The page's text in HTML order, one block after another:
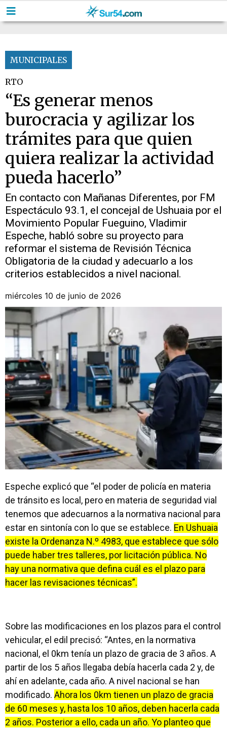
MUNICIPALES
RTO
“Es generar menos
burocracia y agilizar los
trámites para que quien
quiera realizar la actividad
pueda hacerlo”
En contacto con Mañanas Diferentes, por FM
Espectáculo 93.1, el concejal de Ushuaia por el
Movimiento Popular Fueguino, Vladimir
Espeche, habló sobre su proyecto para
reformar el sistema de Revisión Técnica
Obligatoria de la ciudad y adecuarlo a los
criterios establecidos a nivel nacional.
miércoles 10 de junio de 2026
Espeche explicó que “el poder de policía en materia
de tránsito es local, pero en materia de seguridad vial
tenemos que adecuarnos a la normativa nacional para
estar en sintonía con lo que se establece. En Ushuaia
existe la Ordenanza N.º 4983, que establece que sólo
puede haber tres talleres, por licitación pública. No
hay una normativa que defina cuál es el plazo para
hacer las revisaciones técnicas”.
Sobre las modificaciones en los plazos para el control
vehicular, el edil precisó: “Antes, en la normativa
nacional, el 0km tenía un plazo de gracia de 3 años. A
partir de los 5 años llegaba debía hacerla cada 2 y, de
ahí en adelante, cada año. A nivel nacional se han
modificado. Ahora los 0km tienen un plazo de gracia
de 60 meses y, hasta los 10 años, deben hacerla cada
2 años. Posterior a ello, cada un año. Yo planteo que